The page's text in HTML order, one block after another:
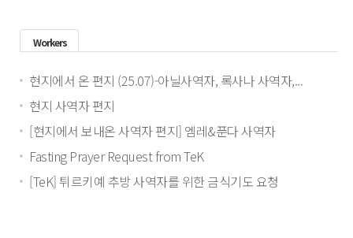
Workers
현지에서 온 편지 (25.07)-아닐사역자, 록사나 사역자,...
현지 사역자 편지
[현지에서 보내온 사역자 편지] 엠레&푼다 사역자
Fasting Prayer Request from TeK
[TeK] 튀르키예 추방 사역자를 위한 금식기도 요청